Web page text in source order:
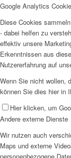
Google Analytics
Diese Cookies
- dabei helfen zu
effektiv unsere
Erkenntnissen aus
Nutzererfahrung auf
Wenn Sie nicht wollen,
können Sie dies hier in
Hier klicken, um
Andere externe Dienste
Wir nutzen auch
Maps und externe